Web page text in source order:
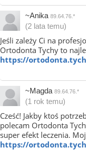
~Anika 89.64.76.*
(2 lata temu)
Jeśli zależy Ci na
Ortodonta Tychy to
https://
~Magda 89.64.76.*
(1 rok temu)
Cześć! Jakby ktoś
polecam Ortodonta
super efekt leczenia.
https://